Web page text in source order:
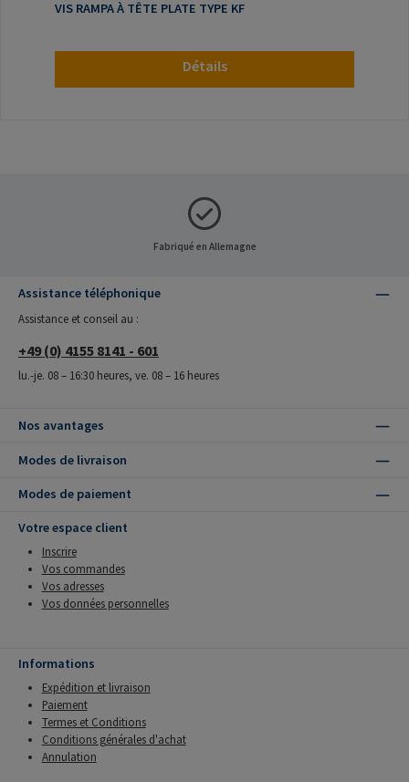
VIS RAMPA À TÊTE PLATE TYPE KF
Détails
Fabriqué en Allemagne
Assistance téléphonique
Assistance et conseil au :
+49 (0) 4155 8141 - 601
lu.-je. 08 – 16:30 heures, ve. 08 – 16 heures
Nos avantages
Modes de livraison
Modes de paiement
Votre espace client
Inscrire
Vos commandes
Vos adresses
Vos données personnelles
Informations
Expédition et livraison
Paiement
Termes et Conditions
Conditions générales d'achat
Annulation